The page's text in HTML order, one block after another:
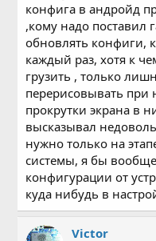
конфига в андройд
,кому надо поставил
обновлять конфиги,
каждый раз, хотя к
грузить , только
перерисовывать при
прокрутки экрана в
высказывал
нужно только на
системы, я бы
конфигурации от
куда нибудь в
Victor